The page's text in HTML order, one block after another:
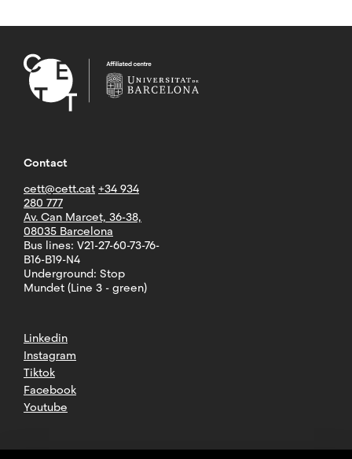
Contact
cett@cett.cat +34 934
280 777
Av. Can Marcet, 36-38,
08035 Barcelona
Bus lines: V21-27-60-73-76-
B16-B19-N4
Underground: Stop
Mundet (Line 3 - green)
Linkedin
Instagram
Tiktok
Facebook
Youtube